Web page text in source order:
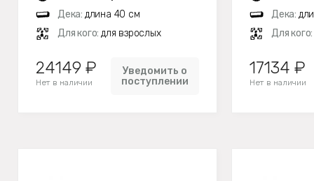
Дека: длина 40 см
Для кого: для взрослых
24149 ₽
Нет в наличии
Уведомить о
поступлении
Дека:
Для кого:
17134 ₽
Нет в наличии